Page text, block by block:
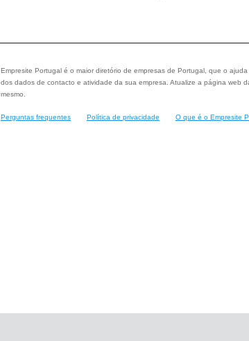
Empresite Portugal é o maior diretório de empresas de Portugal, que o
dos dados de contacto e atividade da sua empresa. Atualize a página web
mesmo.
Perguntas frequentes Política de privacidade O que é o Empresite